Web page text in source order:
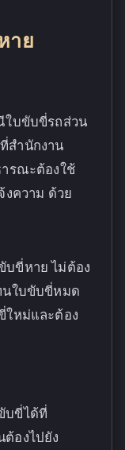
าย
ใบขับขี่รถส่วน
สำนักงาน
รณะต้องใช้
งความ ด้วย
บขี่หาย ไม่ต้อง
นใบขับขี่หมด
ใหม่และต้อง
บขี่ได้ที่
ต้องไปยัง